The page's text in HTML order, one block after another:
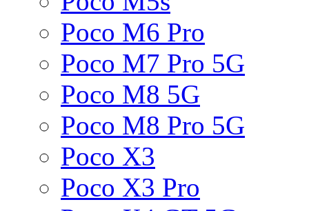
Poco M6 Pro
Poco M7 Pro 5G
Poco M8 5G
Poco M8 Pro 5G
Poco X3
Poco X3 Pro